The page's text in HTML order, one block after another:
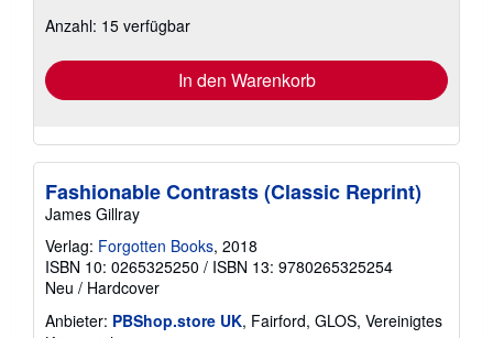
Versandkosten
Anzahl: 15 verfügbar
In den Warenkorb
Fashionable Contrasts (Classic Reprint)
James Gillray
Verlag: Forgotten Books, 2018
ISBN 10: 0265325250 / ISBN 13: 9780265325254
Neu / Hardcover
Anbieter: PBShop.store UK, Fairford, GLOS, Vereinigtes